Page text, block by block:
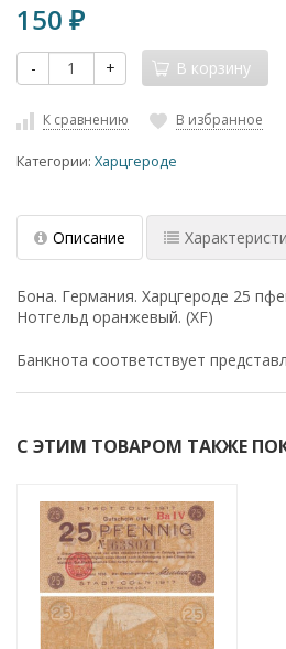
150 ₽
- + В корзину
К сравнению В избранное
Категории: Харцгероде
Описание
Бона. Германия. Харцгероде 25
Нотгельд оранжевый. (XF)
Банкнота соответствует
С ЭТИМ ТОВАРОМ ТАКЖЕ